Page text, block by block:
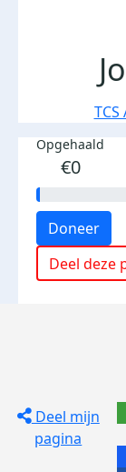
Opgehaald
€0
Doneer
Deel deze
Deel mijn
pagina